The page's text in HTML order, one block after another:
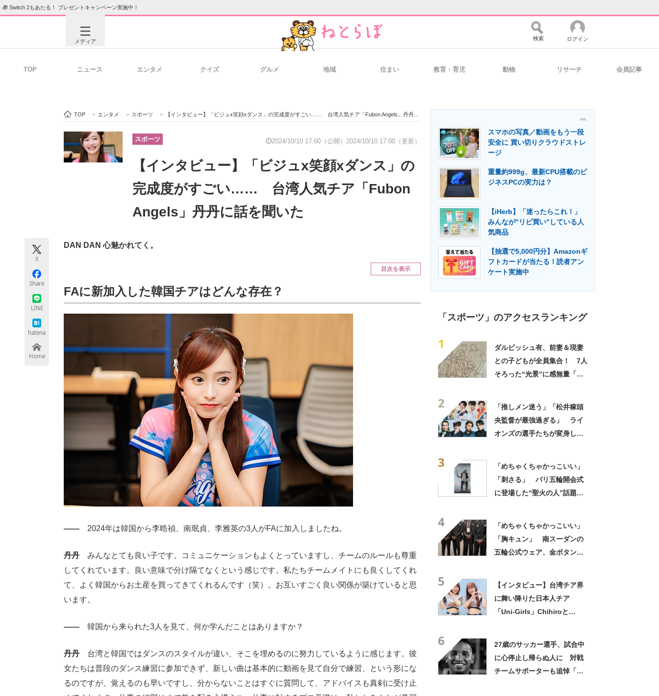
🎁 Switch 2もあたる！ プレゼントキャンペーン実施中！
メディア
ビジネスと働き方のヒント 経営リーダーのコミュニティ マーケ×ITの今がよく分かる
ITエンジニア向け専門サイト 製造業のIT導入・活用を支援
エネルギーの専門メディア 建設×テクノロジーの最前線
検索 ログイン
TOP ニュース エンタメ クイズ グルメ 地域 住まい 教育・育児 動物 リサーチ 会員記事
TOP > エンタメ > スポーツ > 【インタビュー】「ビジュx笑顔xダンス」の完成度がすごい…… 台湾人気チア「Fubon Angels」丹丹に話を聞いた
スポーツ 2024/10/10 17:00（公開） 2024/10/10 17:00（更新）
【インタビュー】「ビジュx笑顔xダンス」の
完成度がすごい…… 台湾人気チア「Fubon
Angels」丹丹に話を聞いた
X
Share
LINE
hatena
Home
DAN DAN 心魅かれてく。
目次を表示
FAに新加入した韓国チアはどんな存在？
―― 2024年は韓国から李晧禎、南珉貞、李雅英の3人がFAに加入しましたね。
丹丹 みんなとても良い子です。コミュニケーションもよくとっていますし、チームのルールも尊重
してくれています。良い意味で分け隔てなくという感じです。私たちチームメイトにも良くしてくれ
て、よく韓国からお土産を買ってきてくれるんです（笑）。お互いすごく良い関係が築けていると思
います。
―― 韓国から来られた3人を見て、何か学んだことはありますか？
丹丹 台湾と韓国ではダンスのスタイルが違い、そこを埋めるのに努力しているように感じます。彼
女たちは普段のダンス練習に参加できず、新しい曲は基本的に動画を見て自分で練習、という形にな
るのですが、覚えるのも早いですし、分からないことはすぐに質問して、アドバイスも真剣に受け止
- PR -
スマホの写真／動画をもう一段
安全に 買い切りクラウドストレ
ージ
重量約999g、最新CPU搭載のビ
ジネスPCの実力は？
【iHerb】「迷ったらこれ！」
みんなが"リピ買い"している人
気商品
【抽選で5,000円分】Amazonギ
フトカードが当たる！読者アン
ケート実施中
「スポーツ」のアクセスランキング
1
ダルビッシュ有、前妻＆現妻
との子どもが全員集合！ 7人
そろった“光景”に感無量「本
2
「推しメン迷う」「松井稼頭
央監督が最強過ぎる」 ライ
オンズの選手たちが変身した
3
「めちゃくちゃかっこいい」
「刺さる」 パリ五輪開会式
に登場した“聖火の人”話題
4
「めちゃくちゃかっこいい」
「胸キュン」 南スーダンの
五輪公式ウェア、金ボタンの
5
【インタビュー】台湾チア界
に舞い降りた日本人チア
「Uni-Girls」Chihiroと
6
27歳のサッカー選手、試合中
に心停止し帰らぬ人に 対戦
チームサポーターも追悼「命